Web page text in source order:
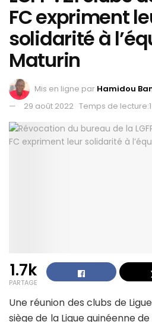
FC expriment
solidarité à
Maturin
Mis en ligne par Hamidou
29 août 2022 Temps de
1.7k
PARTAGE
Une réunion des clubs de
siège de la Ligue guinéenne